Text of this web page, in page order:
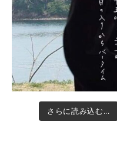
さらに読み込む...